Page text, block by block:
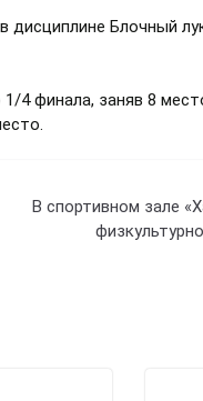
дисциплине Блочный
4 финала, заняв 8
В спортивном зале